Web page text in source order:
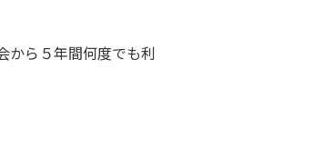
から５年間何度でも利